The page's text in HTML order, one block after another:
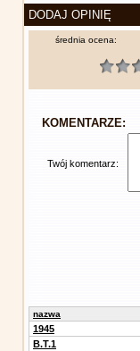
DODAJ OPINIĘ
średnia ocena:
KOMENTARZE:
Twój komentarz:
nazwa
1945
B.T.1